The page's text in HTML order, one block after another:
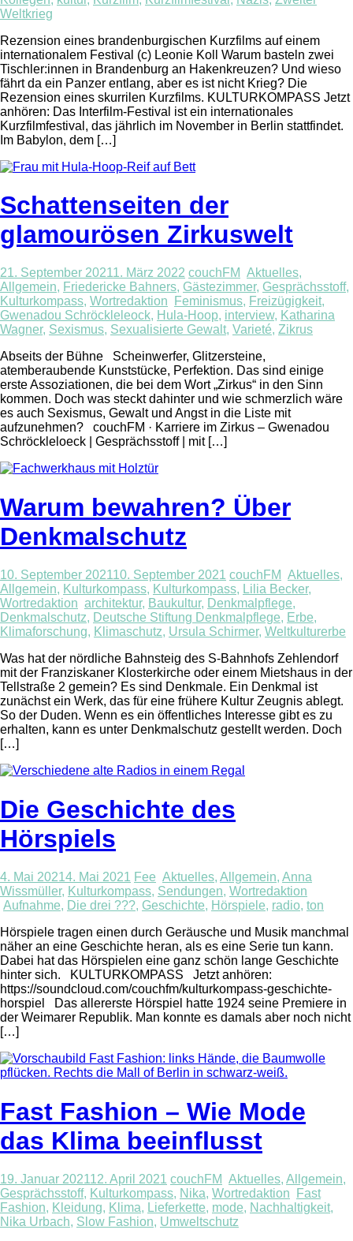
Weltkrieg
Rezension eines brandenburgischen Kurzfilms auf einem
internationalem Festival (c) Leonie Koll Warum basteln zwei
Tischler:innen in Brandenburg an Hakenkreuzen? Und wieso
fährt da ein Panzer entlang, aber es ist nicht Krieg? Die
Rezension eines skurrilen Kurzfilms. KULTURKOMPASS Jetzt
anhören: Das Interfilm-Festival ist ein internationales
Kurzfilmfestival, das jährlich im November in Berlin stattfindet.
Im Babylon, dem […]
Schattenseiten der
glamourösen Zirkuswelt
21. September 20211. März 2022 couchFM Aktuelles,
Allgemein, Friedericke Bahners, Gästezimmer, Gesprächsstoff,
Kulturkompass, Wortredaktion Feminismus, Freizügigkeit,
Gwenadou Schröckleleock, Hula-Hoop, interview, Katharina
Wagner, Sexismus, Sexualisierte Gewalt, Varieté, Zikrus
Abseits der Bühne Scheinwerfer, Glitzersteine,
atemberaubende Kunststücke, Perfektion. Das sind einige
erste Assoziationen, die bei dem Wort „Zirkus“ in den Sinn
kommen. Doch was steckt dahinter und wie schmerzlich wäre
es auch Sexismus, Gewalt und Angst in die Liste mit
aufzunehmen? couchFM · Karriere im Zirkus – Gwenadou
Schröckleloeck | Gesprächsstoff | mit […]
Warum bewahren? Über
Denkmalschutz
10. September 202110. September 2021 couchFM Aktuelles,
Allgemein, Kulturkompass, Kulturkompass, Lilia Becker,
Wortredaktion architektur, Baukultur, Denkmalpflege,
Denkmalschutz, Deutsche Stiftung Denkmalpflege, Erbe,
Klimaforschung, Klimaschutz, Ursula Schirmer, Weltkulturerbe
Was hat der nördliche Bahnsteig des S-Bahnhofs Zehlendorf
mit der Franziskaner Klosterkirche oder einem Mietshaus in der
Tellstraße 2 gemein? Es sind Denkmale. Ein Denkmal ist
zunächst ein Werk, das für eine frühere Kultur Zeugnis ablegt.
So der Duden. Wenn es ein öffentliches Interesse gibt es zu
erhalten, kann es unter Denkmalschutz gestellt werden. Doch
[…]
Die Geschichte des
Hörspiels
4. Mai 20214. Mai 2021 Fee Aktuelles, Allgemein, Anna
Wissmüller, Kulturkompass, Sendungen, Wortredaktion
Aufnahme, Die drei ???, Geschichte, Hörspiele, radio, ton
Hörspiele tragen einen durch Geräusche und Musik manchmal
näher an eine Geschichte heran, als es eine Serie tun kann.
Dabei hat das Hörspielen eine ganz schön lange Geschichte
hinter sich. KULTURKOMPASS Jetzt anhören:
https://soundcloud.com/couchfm/kulturkompass-geschichte-
horspiel Das allererste Hörspiel hatte 1924 seine Premiere in
der Weimarer Republik. Man konnte es damals aber noch nicht
[…]
Fast Fashion – Wie Mode
das Klima beeinflusst
19. Januar 202112. April 2021 couchFM Aktuelles, Allgemein,
Gesprächsstoff, Kulturkompass, Nika, Wortredaktion
Fast
Fashion, Kleidung, Klima, Lieferkette, mode, Nachhaltigkeit,
Nika Urbach, Slow Fashion, Umweltschutz